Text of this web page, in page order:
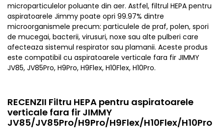
microparticulelor poluante din aer. Astfel, filtrul HEPA pentru
aspiratoarele Jimmy poate opri 99.97% dintre
microorganismele precum: particulele de praf, polen, spori
de mucegai, bacterii, virusuri, noxe sau alte pulberi care
afecteaza sistemul respirator sau plamanii. Aceste produs
este compatibil cu aspiratoarele verticale fara fir JIMMY
JV85, JV85Pro, H9Pro, H9Flex, H10Flex, H10Pro.
RECENZII Filtru HEPA pentru aspiratoarele
verticale fara fir JIMMY
JV85/JV85Pro/H9Pro/H9Flex/H10Flex/H10Pro